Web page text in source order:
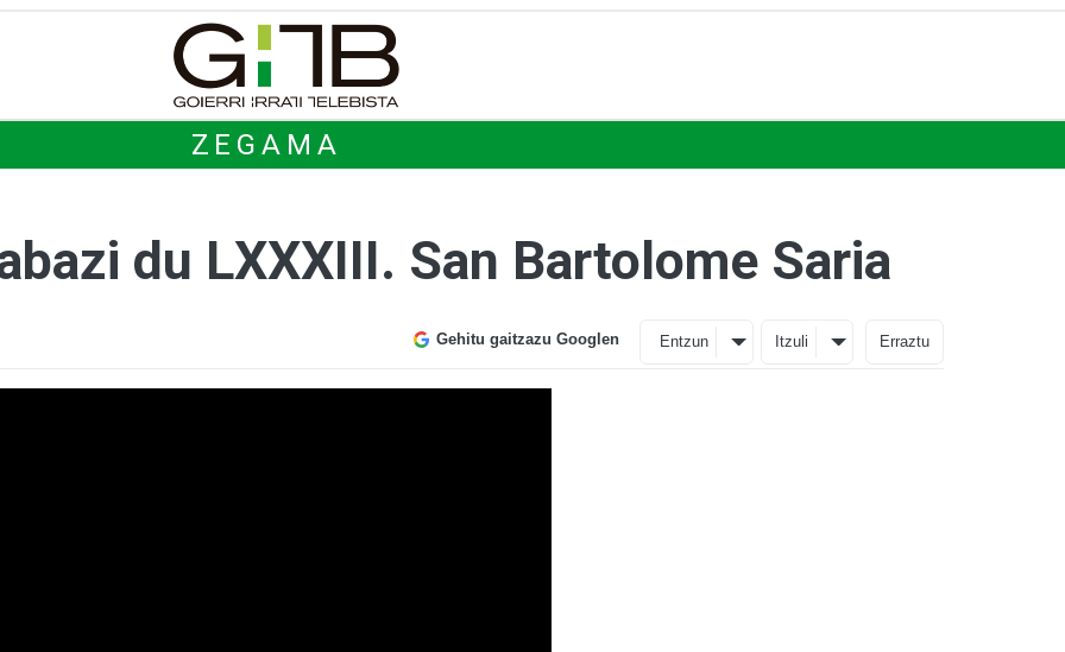
ZEGAMA
du LXXXIII. San Bartolome Saria
Gehitu gaitzazu Googlen Entzun Itzuli Erraztu